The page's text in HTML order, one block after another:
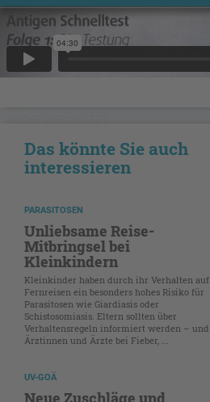
Das könnte Sie auch
interessieren
PARASITOSEN
Unliebsame Reise-
Mitbringsel bei
Kleinkindern
Kleinkinder haben durch ihr Verhalten auf
Fernreisen ein besonders hohes Risiko für
Parasitosen wie Giardiasis oder
Schistosomiasis. Eltern sollten über
Verhaltensregeln informiert werden – und
Ärztinnen und Ärzte bei Fieber, ...
UV-GOÄ